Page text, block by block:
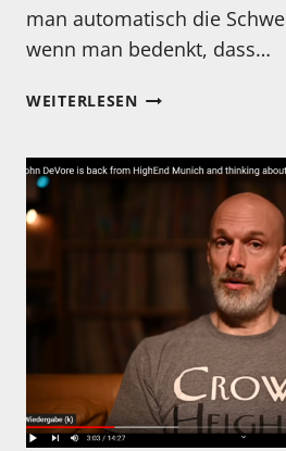
man automatisch die
wenn man bedenkt, dass…
WEITERLESENMADE